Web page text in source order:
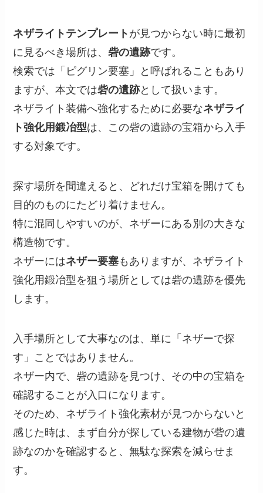
ネザライトテンプレート が見つからない時に最初
に見るべき場所は、砦の遺跡です。
検索では「ピグリン要塞」と呼ばれることもあり
ますが、本文では砦の遺跡として扱います。
ネザライト装備へ強化するために必要なネザライ
ト強化用鍛冶型は、この砦の遺跡の宝箱から入手
する対象です。
探す場所を間違えると、どれだけ宝箱を開けても
目的のものにたどり着けません。
特に混同しやすいのが、ネザーにある別の大きな
構造物です。
ネザーにはネザー要塞もありますが、ネザライト
強化用鍛冶型を狙う場所としては砦の遺跡を優先
します。
入手場所として大事なのは、単に「ネザーで探
す」ことではありません。
ネザー内で、砦の遺跡を見つけ、その中の宝箱を
確認することが入口になります。
そのため、ネザライト強化素材が見つからないと
感じた時は、まず自分が探している建物が砦の遺
跡なのかを確認すると、無駄な探索を減らせま
す。